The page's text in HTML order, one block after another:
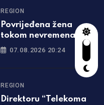
REGION
Povrijeđena žena
tokom nevremena u
Srbiji: Drvo palo na
nju, hitno prevezena u
bolnicu
07.08.2026 20:24
REGION
Direktoru “Telekoma